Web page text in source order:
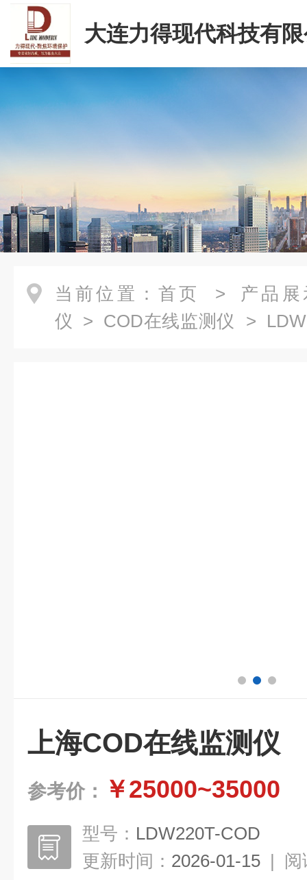
大连力得现代科技有
当前位置： 首页 > 产品展
仪 > COD在线监测仪 >
上海COD在线监测仪
参考价： ￥25000~35000
型号： LDW220T-COD
更新时间： 2026-01-15 | 阅